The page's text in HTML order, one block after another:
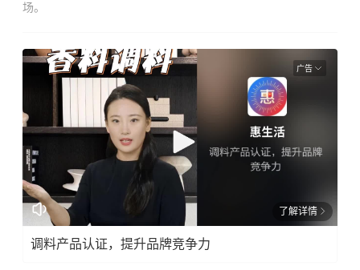
场。
广告
了解详情
调料产品认证，提升品牌竞争力